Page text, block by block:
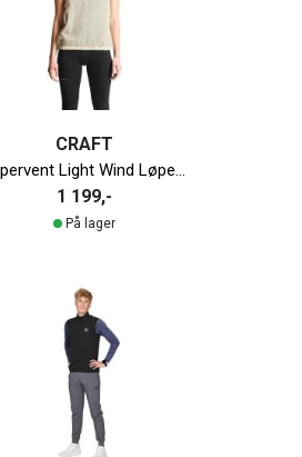
CRAFT
1 199,-
På lager